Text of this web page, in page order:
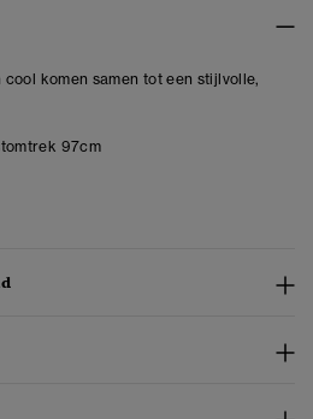
komen samen tot een stijlvolle,
97cm